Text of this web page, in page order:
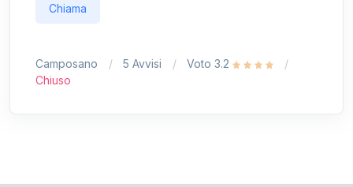
Chiama
Camposano 5 Avvisi
Voto 3.2
Chiuso